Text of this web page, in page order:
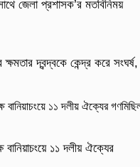
জেলা প্রশাসক’র মতবিনিময়
ক্ষমতার দ্বন্দ্বকে কেন্দ্র করে সংঘর্ষ,
১১ দলীয় ঐক্যের